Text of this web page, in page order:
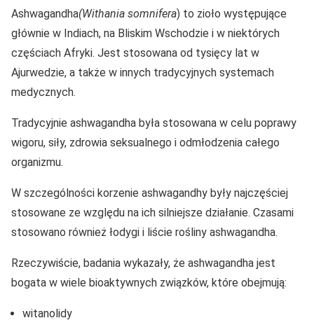
Ashwagandha(Withania somnifera) to zioło występujące
głównie w Indiach, na Bliskim Wschodzie i w niektórych
częściach Afryki. Jest stosowana od tysięcy lat w
Ajurwedzie, a także w innych tradycyjnych systemach
medycznych.
Tradycyjnie ashwagandha była stosowana w celu poprawy
wigoru, siły, zdrowia seksualnego i odmłodzenia całego
organizmu.
W szczególności korzenie ashwagandhy były najczęściej
stosowane ze względu na ich silniejsze działanie. Czasami
stosowano również łodygi i liście rośliny ashwagandha.
Rzeczywiście, badania wykazały, że ashwagandha jest
bogata w wiele bioaktywnych związków, które obejmują:
witanolidy